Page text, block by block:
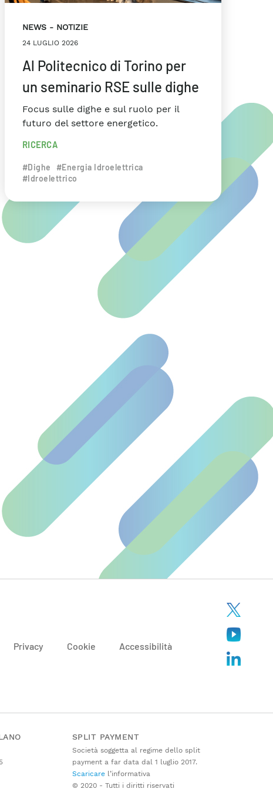
NEWS NOTIZIE
24 LUGLIO 2026
Al Politecnico di Torino per
un seminario RSE sulle dighe
Focus sulle dighe e sul ruolo per il
futuro del settore energetico.
RICERCA
#Dighe
#Energia Idroelettrica
#Idroelettrico
Privacy Cookie Accessibilità
SPLIT PAYMENT
Società soggetta al regime dello split
payment a far data dal 1 luglio 2017.
Scaricarel’informativa
© 2020 - Tutti i diritti riservati